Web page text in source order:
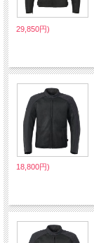
29,850円)
18,800円)